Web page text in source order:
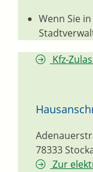
Wenn Sie
Kfz-
78333
Zur